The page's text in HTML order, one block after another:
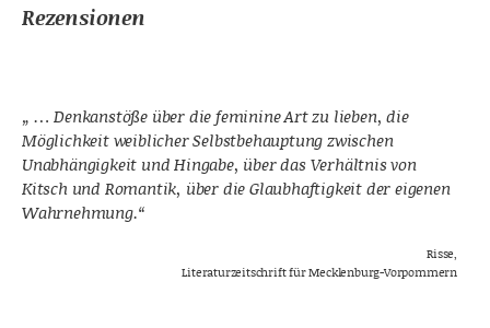
Rezensionen
„ … Denkanstöße über die feminine Art zu lieben, die
Möglichkeit weiblicher Selbstbehauptung zwischen
Unabhängigkeit und Hingabe, über das Verhältnis von
Kitsch und Romantik, über die Glaubhaftigkeit der eigenen
Wahrnehmung.“
Risse,
Literaturzeitschrift für Mecklenburg-Vorpommern